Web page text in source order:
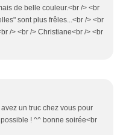
de belle couleur.<br /> <br
sont plus frêles...<br /> <br
/> <br /> Christiane<br /> <br
un truc chez vous pour
! ^^ bonne soirée<br